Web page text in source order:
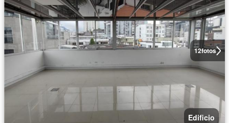
12fotos
Edificio